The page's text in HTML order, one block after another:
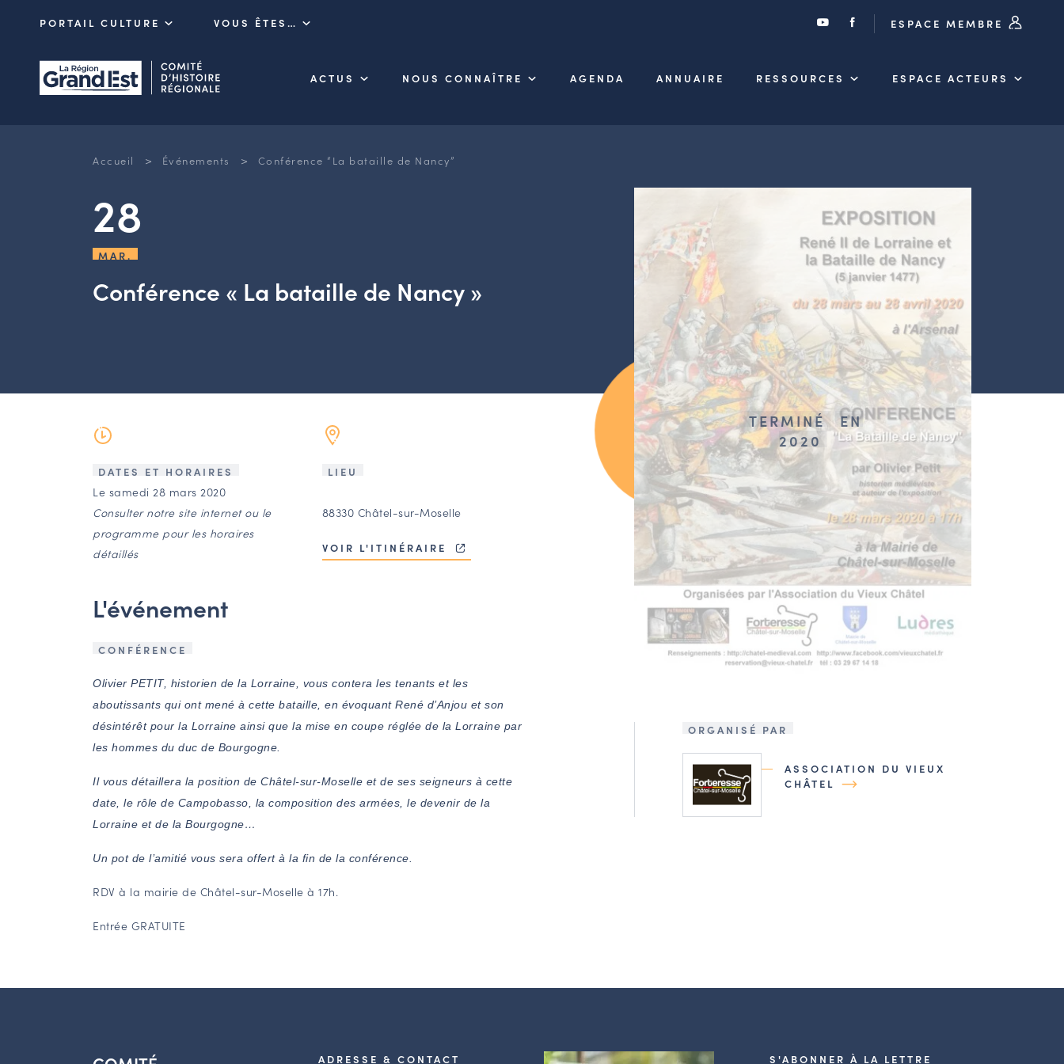
PORTAIL CULTURE VOUS ÊTES… ESPACE MEMBRE
ACTUS NOUS CONNAÎTRE AGENDA ANNUAIRE RESSOURCES ESPACE ACTEURS
Accueil > Événements > Conférence “La bataille de Nancy”
28
MAR.
Conférence « La bataille de Nancy »
DATES ET HORAIRES
Le samedi 28 mars 2020
Consulter notre site internet ou le
programme pour les horaires
détaillés
LIEU
88330 Châtel-sur-Moselle
VOIR L'ITINÉRAIRE
L'événement
CONFÉRENCE
Olivier PETIT, historien de la Lorraine, vous contera les tenants et les
aboutissants qui ont mené à cette bataille, en évoquant René d’Anjou et son
désintérêt pour la Lorraine ainsi que la mise en coupe réglée de la Lorraine par
les hommes du duc de Bourgogne.
Il vous détaillera la position de Châtel-sur-Moselle et de ses seigneurs à cette
date, le rôle de Campobasso, la composition des armées, le devenir de la
Lorraine et de la Bourgogne…
Un pot de l’amitié vous sera offert à la fin de la conférence.
RDV à la mairie de Châtel-sur-Moselle à 17h.
Entrée GRATUITE
TERMINÉ
EN
2020
ORGANISÉ PAR
ASSOCIATION DU VIEUX
CHÂTEL
ADRESSE & CONTACT S'ABONNER À LA LETTRE